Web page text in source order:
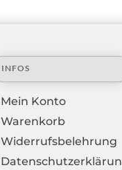
INFOS
Mein Konto
Warenkorb
Widerrufsbelehrung
Datenschutzerklärun